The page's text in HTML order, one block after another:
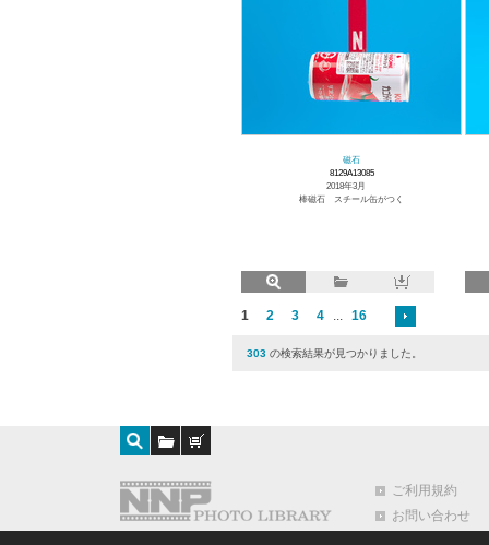
磁石
8129A13085
2018年3月
棒磁石 スチール缶がつく
1 2 3 4 ... 16
303 の検索結果が見つかりました。
ご利用規約
お問い合わせ